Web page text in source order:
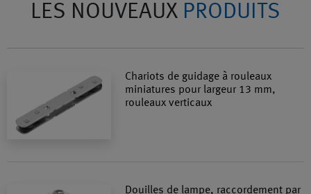
LES NOUVEAUX PRODUITS
Chariots de guidage à rouleaux
miniatures pour largeur 13 mm,
rouleaux verticaux
Douilles de lampe, raccordement par